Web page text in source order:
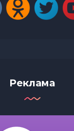
Реклама